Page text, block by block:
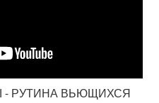
- РУТИНА ВЬЮЩИХСЯ